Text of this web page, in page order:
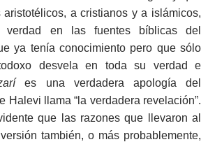
a cristianos y a islámicos,
verdad en las fuentes bíblicas del
ya tenía conocimiento pero que sólo
desvela en toda su verdad e
es una verdadera apología del
Halevi llama “la verdadera revelación”.
que las razones que llevaron al
también, o más probablemente,